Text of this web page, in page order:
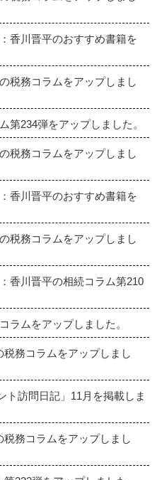
香川晋平のおすすめ書籍を
税務コラムをアップしまし
234弾をアップしました。
税務コラムをアップしまし
香川晋平のおすすめ書籍を
税務コラムをアップしまし
香川晋平の相続コラム第210
ムをアップしました。
務コラムをアップしまし
ト訪問日記」11月を掲載しま
務コラムをアップしまし